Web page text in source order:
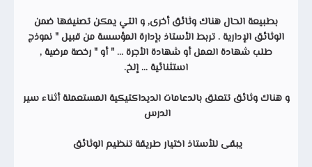
بطبيعة الحال هناك وثائق أخرى, و التي يمكن تصنيفها ضمن
الوثائق الإدارية . تربط الأستاذ بإدارة المؤسسة من قبيل " نموذج
طلب شهادة العمل أو شهادة الأجرة ... " أو " رخصة مرضية ,
استثنائية ... إلخ.
و هناك وثائق تتعلق بالدعامات الديداكتيكية المستعملة أثناء سير
الدرس
يبقى للأستاذ اختيار طريقة تنظيم الوثائق